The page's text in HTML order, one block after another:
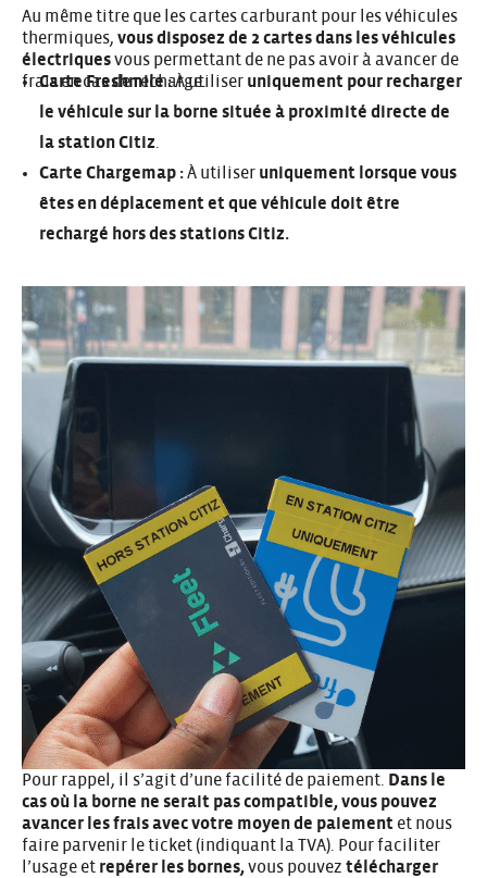
Au même titre que les cartes carburant pour les véhicules
thermiques, vous disposez de 2 cartes dans les véhicules
électriquesvous permettant de ne pas avoir à avancer de
frais en cas de recharge.
Carte Freshmile :À utiliser uniquement pour recharger
le véhicule sur la borne située à proximité directe de
la station Citiz
Carte Chargemap :À utiliser uniquement lorsque vous
êtes en déplacement et que véhicule doit être
rechargé hors des stations Citiz.
Pour rappel, il s’agit d’une facilité de paiement. Dans le
cas où la borne ne serait pas compatible, vous pouvez
avancer les frais avec votre moyen de paiement et nous
faire parvenir le ticket (indiquant la TVA). Pour faciliter
l’usage et repérer les bornes,vous pouvez télécharger